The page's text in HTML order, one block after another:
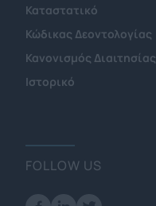
Καταστατικό
Κώδικας Δεοντολογίας
Κανονισμός Διαιτησίας
Ιστορικό
FOLLOW US